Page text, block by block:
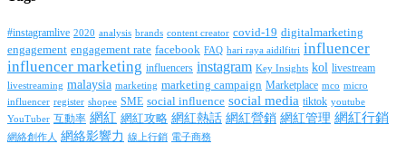
#instagramlive 2020 analysis brands content creator covid-19 digitalmarketing
engagement engagement rate facebook FAQ hari raya aidilfitri influencer
influencer marketing influencers instagram Key Insights kol livestream
livestreaming malaysia marketing marketing campaign Marketplace mco micro
influencer register shopee SME social influence social media tiktok youtube
YouTuber 互動率 網紅 網紅攻略 網紅熱話 網紅營銷 網紅管理 網紅行銷
網絡創作人 網絡影響力 線上行銷 電子商務